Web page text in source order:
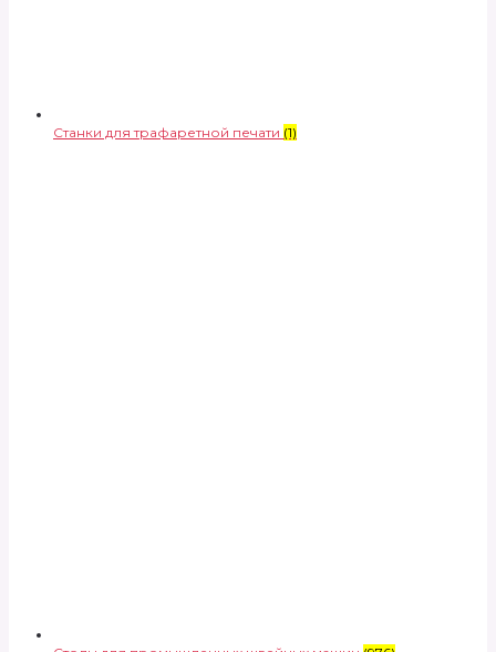
Станки для трафаретной печати (1)